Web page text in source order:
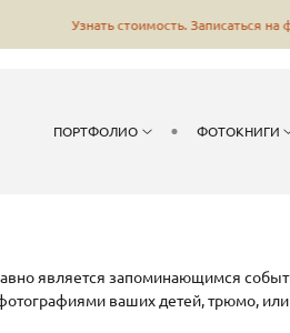
ПОРТФОЛИО ФОТОКНИГИ
является запоминающимся
ваших детей, трюмо,
Узнать стоимость. Записаться на